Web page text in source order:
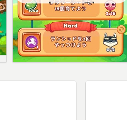
【クエスト用】